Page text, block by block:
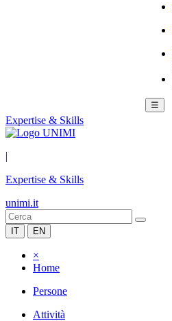
☰
Expertise & Skills
|
Expertise & Skills
unimi.it
IT EN
×
Home
Persone
Attività